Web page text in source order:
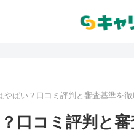
やばい？口コミ評判と審査基準を
口コミ評判と